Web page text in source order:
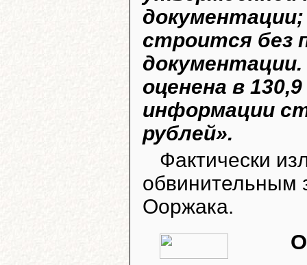
строится без
оценена в
информации
рублей».
Фактически
обвинительным
Ооржака.